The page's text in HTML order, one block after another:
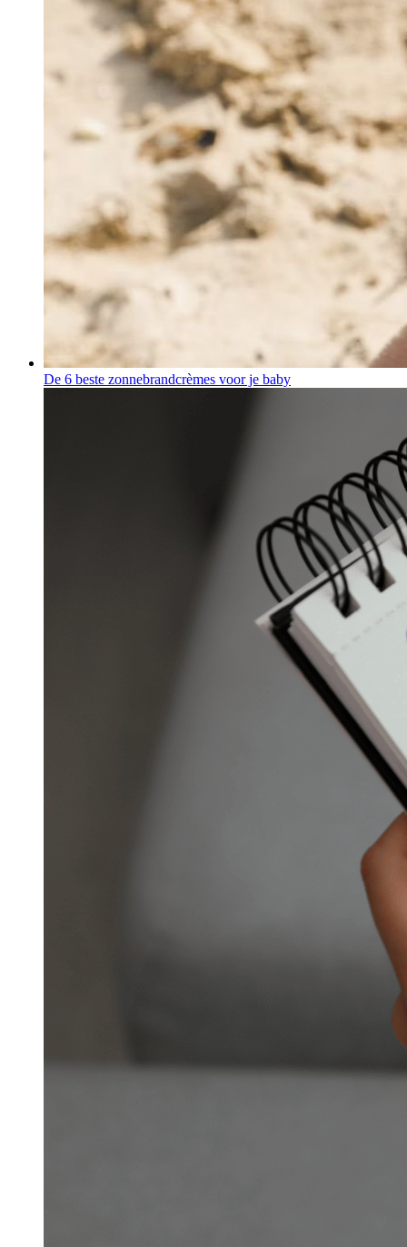
De 6 beste zonnebrandcrèmes voor je baby